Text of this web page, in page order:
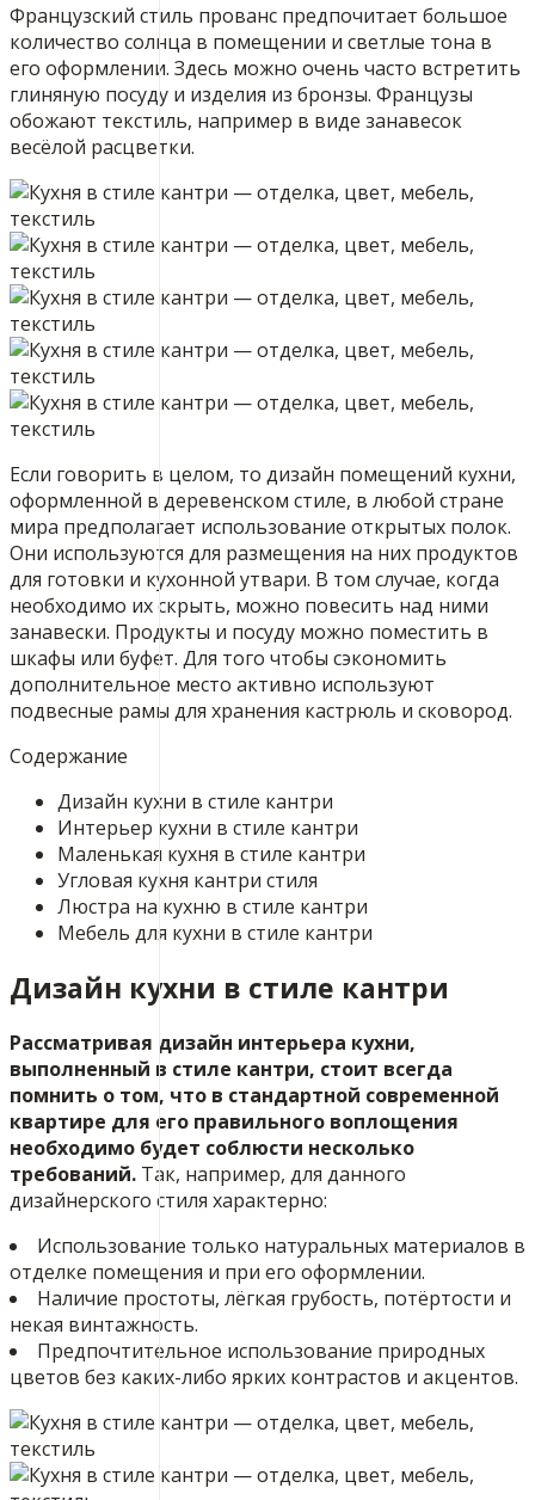
Французский стиль прованс предпочитает большое
количество солнца в помещении и светлые тона в
его оформлении. Здесь можно очень часто встретить
глиняную посуду и изделия из бронзы. Французы
обожают текстиль, например в виде занавесок
весёлой расцветки.
Если говорить в целом, то дизайн помещений кухни,
оформленной в деревенском стиле, в любой стране
мира предполагает использование открытых полок.
Они используются для размещения на них продуктов
для готовки и кухонной утвари. В том случае, когда
необходимо их скрыть, можно повесить над ними
занавески. Продукты и посуду можно поместить в
шкафы или буфет. Для того чтобы сэкономить
дополнительное место активно используют
подвесные рамы для хранения кастрюль и сковород.
Содержание
Дизайн кухни в стиле кантри
Интерьер кухни в стиле кантри
Маленькая кухня в стиле кантри
Угловая кухня кантри стиля
Люстра на кухню в стиле кантри
Мебель для кухни в стиле кантри
Дизайн кухни в стиле кантри
Рассматривая дизайн интерьера кухни,
выполненный в стиле кантри, стоит всегда
помнить о том, что в стандартной современной
квартире для его правильного воплощения
необходимо будет соблюсти несколько
требований. Так, например, для данного
дизайнерского стиля характерно:
Использование только натуральных материалов в
отделке помещения и при его оформлении.
Наличие простоты, лёгкая грубость, потёртости и
некая винтажность.
Предпочтительное использование природных
цветов без каких-либо ярких контрастов и акцентов.